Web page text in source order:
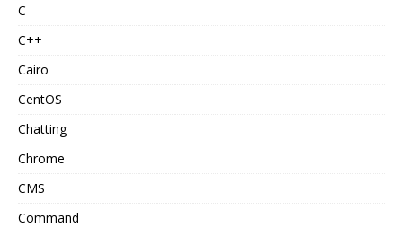
C
C++
Cairo
CentOS
Chatting
Chrome
CMS
Command